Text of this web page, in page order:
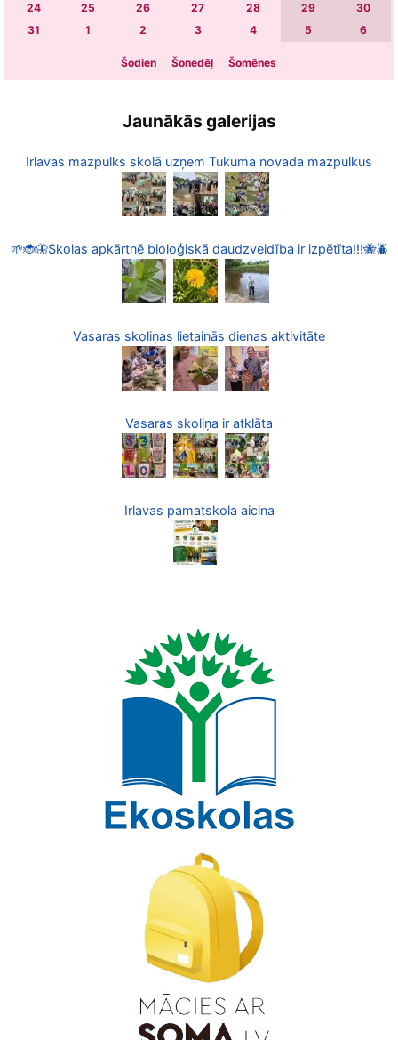
24
25 26 27 28 29
30
31
1 2 3 4 5 6
Šodien Šonedēļ Šomēnes
Jaunākās galerijas
Irlavas mazpulks skolā uzņem Tukuma novada mazpulkus
🌱🐞🦋Skolas apkārtnē bioloģiskā daudzveidība ir izpētīta!!!🐝🪲
Vasaras skoliņas lietainās dienas aktivitāte
Vasaras skoliņa ir atklāta
Irlavas pamatskola aicina